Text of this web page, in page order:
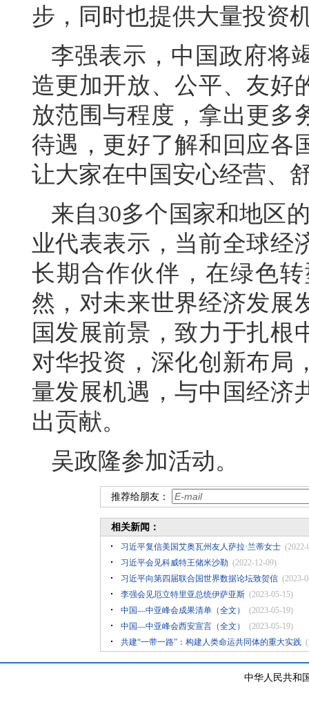
步，同时也提供大量投资
李强表示，中国政府将
造更加开放、公平、友好
放范围与程度，拿出更多
待遇，更好了解和回应各
让大家在中国安心经营、
来自30多个国家和地区
业代表表示，当前全球经
长期合作伙伴，在绿色
然，对未来世界经济发展
国发展前景，致力于扎根
对华投资，深化创新布局
量发展机遇，与中国经济
出贡献。
吴政隆参加活动。
推荐给朋友：
相关新闻：
习近平复信美国艾奥瓦州友人萨拉·兰蒂女士 (2022-
习近平会见科威特王储米沙勒 (2022-12-09)
习近平向第四届联合国世界数据论坛致贺信 (2023-
李强会见厄立特里亚总统伊萨亚斯 (2023-05-15)
中国—中亚峰会成果清单（全文）
(2023-05-19)
中国—中亚峰会西安宣言（全文）
(2023-05-19)
共建“一带一路”：构建人类命运共同体的重大实践
中华人民共和